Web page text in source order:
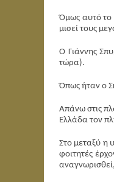
Όμως αυτό το
μισεί τους
Ο Γιάννης
τώρα).
Όπως ήταν ο
Απάνω στις
Ελλάδα τον
Στο μεταξύ η
φοιτητές